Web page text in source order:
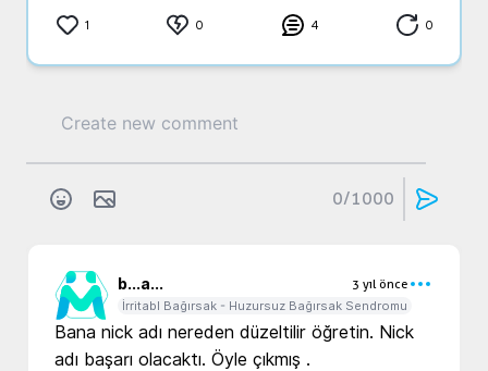
1 0 4 0
0/1000
b...a...
3 yıl önce
İrritabl Bağırsak - Huzursuz Bağırsak Sendromu
Bana nick adı nereden düzeltilir öğretin. Nick
adı başarı olacaktı. Öyle çıkmış .